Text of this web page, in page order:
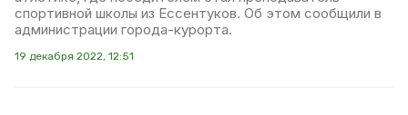
спортивной школы из Ессентуков. Об этом сообщили в
администрации города-курорта.
19 декабря 2022, 12:51